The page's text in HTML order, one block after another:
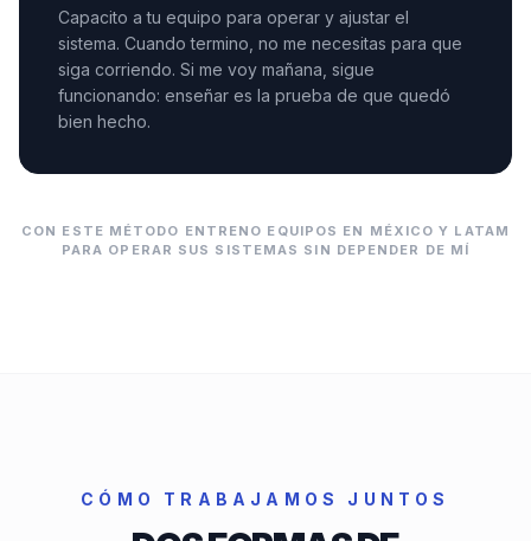
Capacito a tu equipo para operar y ajustar el
sistema. Cuando termino, no me necesitas para que
siga corriendo. Si me voy mañana, sigue
funcionando: enseñar es la prueba de que quedó
bien hecho.
CON ESTE MÉTODO ENTRENO EQUIPOS EN MÉXICO Y LATAM
PARA OPERAR SUS SISTEMAS SIN DEPENDER DE MÍ
CÓMO TRABAJAMOS JUNTOS